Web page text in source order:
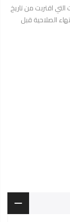
التي اقتربت من تاريخ
الصلاحية قبل